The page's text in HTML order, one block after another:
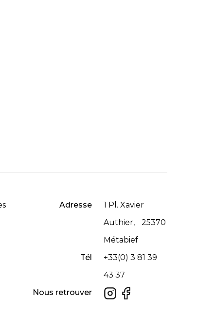
Adresse
1 Pl. Xavier
Authier, 25370
Métabief
Tél
+33(0) 3 81 39
43 37
Nous retrouver